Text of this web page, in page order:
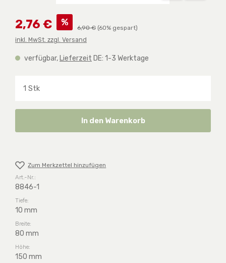
Verkaufspreis:
2,76 € % Regulärer Preis:
6,90 € (60% gespart)
inkl. MwSt. zzgl. Versand
verfügbar, Lieferzeit DE: 1-3 Werktage
In den Warenkorb
Zum Merkzettel hinzufügen
Art.-Nr.:
8846-1
Tiefe:
10 mm
Breite:
80 mm
Höhe:
150 mm